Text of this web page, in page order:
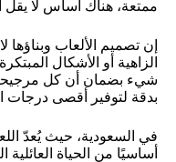
ممتعة، هناك أساس لا يقل
إن تصميم الألعاب وبناؤها
الزاهية أو الأشكال
شيء بضمان أن كل
بدقة لتوفير أقصى درجات
في السعودية، حيث يُعدّ
أساسيًا من الحياة